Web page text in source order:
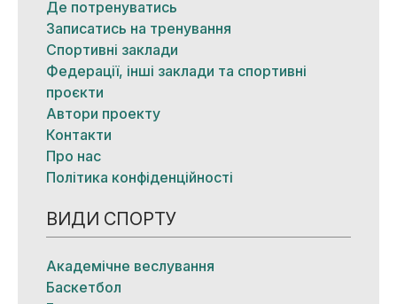
Де потренуватись
Записатись на тренування
Спортивні заклади
Федерації, інші заклади та спортивні
проєкти
Автори проекту
Контакти
Про нас
Політика конфіденційності
ВИДИ СПОРТУ
Академічне веслування
Баскетбол